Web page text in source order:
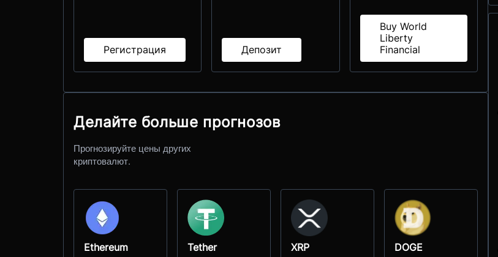
Регистрация Депозит
Buy World
Liberty
Financial
Делайте больше прогнозов
Прогнозируйте цены других
криптовалют.
Ethereum Tether XRP DOGE